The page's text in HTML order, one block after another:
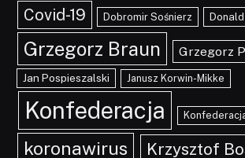
Covid-19 Dobromir Sośnierz
Grzegorz Braun Grzegorz
Jan Pospieszalski Janusz Korwin-Mikke
Konfederacja
koronawirus Krzysztof